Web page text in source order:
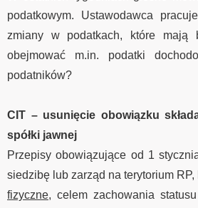
podatkowym. Ustawodawca
zmiany w podatkach, które mają
obejmować m.in. podatki
podatników?
CIT – usunięcie obowiązku
spółki jawnej
Przepisy obowiązujące od 1
siedzibę lub zarząd na terytorium
fizyczne, celem zachowania